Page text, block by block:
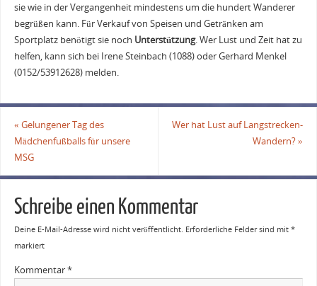
sie wie in der Vergangenheit mindestens um die hundert Wanderer
begrüßen kann. Für Verkauf von Speisen und Getränken am
Sportplatz benötigt sie noch Unterstützung. Wer Lust und Zeit hat zu
helfen, kann sich bei Irene Steinbach (1088) oder Gerhard Menkel
(0152/53912628) melden.
« Gelungener Tag des
Mädchenfußballs für unsere
MSG
Wer hat Lust auf Langstrecken-
Wandern?»
Schreibe einen Kommentar
Deine E-Mail-Adresse wird nicht veröffentlicht. Erforderliche Felder sind mit *
markiert
Kommentar*